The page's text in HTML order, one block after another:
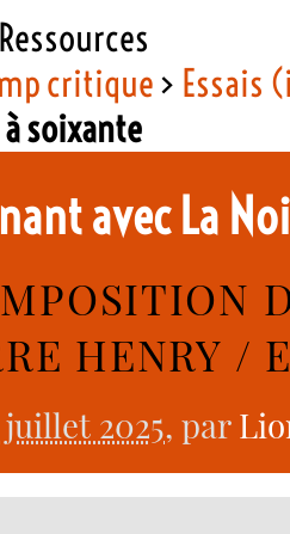
critique> Essais
soixante
avec La
HENRY /
2025, par